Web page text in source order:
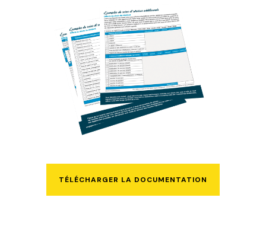
TÉLÉCHARGER LA DOCUMENTATION